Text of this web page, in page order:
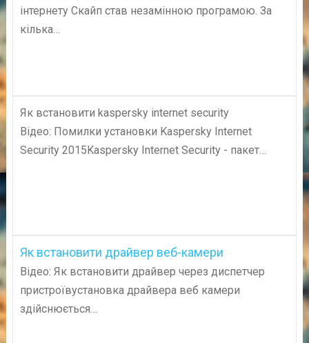
інтернету Скайп став незамінною програмою. За
кілька…
Як встановити kaspersky internet security
Відео: Помилки установки Kaspersky Internet
Security 2015Kaspersky Internet Security - пакет…
Як встановити драйвер веб-камери
Відео: Як встановити драйвер через диспетчер
пристроївустановка драйвера веб камери
здійснюється…